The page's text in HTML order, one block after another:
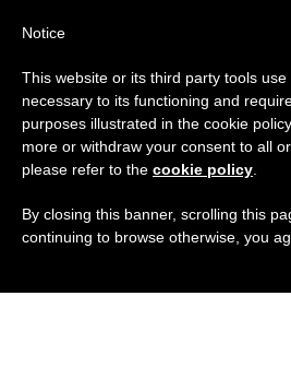
Notice
This website or its third party tools
necessary to its functioning and
purposes illustrated in the cookie
more or withdraw your consent to all
please refer to the cookie policy
By closing this banner, scrolling this
continuing to browse otherwise, you